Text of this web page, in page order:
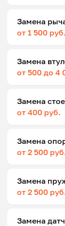
Замена
от 1 500 руб.
Замена
от 500 до 4
Замена
от 400 руб.
Замена
от 2 500
Замена
от 2 500
Замена